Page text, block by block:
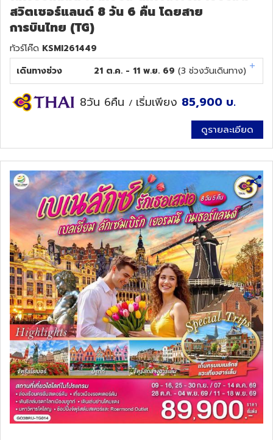
สวิตเซอร์แลนด์ 8 วัน 6 คืน โดยสาย
การบินไทย (TG)
ทัวร์โค๊ด KSMI261449
เดินทางช่วง
21 ต.ค. - 11 พ.ย. 69 (3 ช่วงวันเดินทาง)
8วัน 6คืน / เริ่มเพียง 85,900 บ.
ดูรายละเอียด